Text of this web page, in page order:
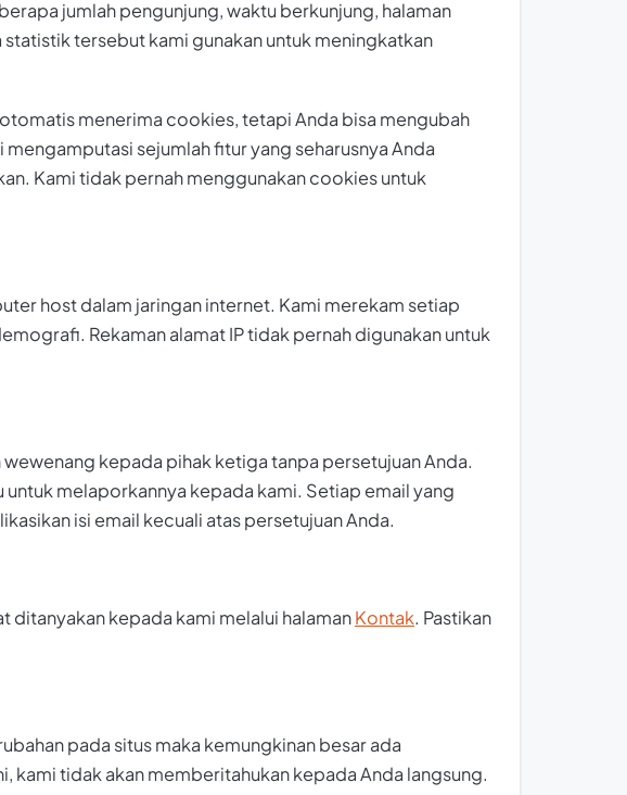
jumlah pengunjung, waktu berkunjung, halaman
tersebut kami gunakan untuk meningkatkan
menerima cookies, tetapi Anda bisa mengubah
sejumlah fitur yang seharusnya Anda
Kami tidak pernah menggunakan cookies untuk
host dalam jaringan internet. Kami merekam setiap
Rekaman alamat IP tidak pernah digunakan untuk
kepada pihak ketiga tanpa persetujuan Anda.
untuk melaporkannya kepada kami. Setiap email yang
isi email kecuali atas persetujuan Anda.
ditanyakan kepada kami melalui halamanKontak. Pastikan
pada situs maka kemungkinan besar ada
kami tidak akan memberitahukan kepada Anda langsung.